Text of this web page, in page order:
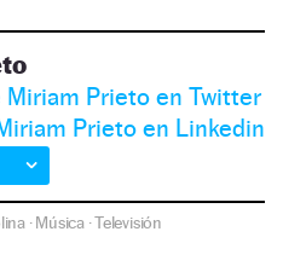
Miriam Prieto en Twitter
Prieto en Linkedin
·Música·Televisión